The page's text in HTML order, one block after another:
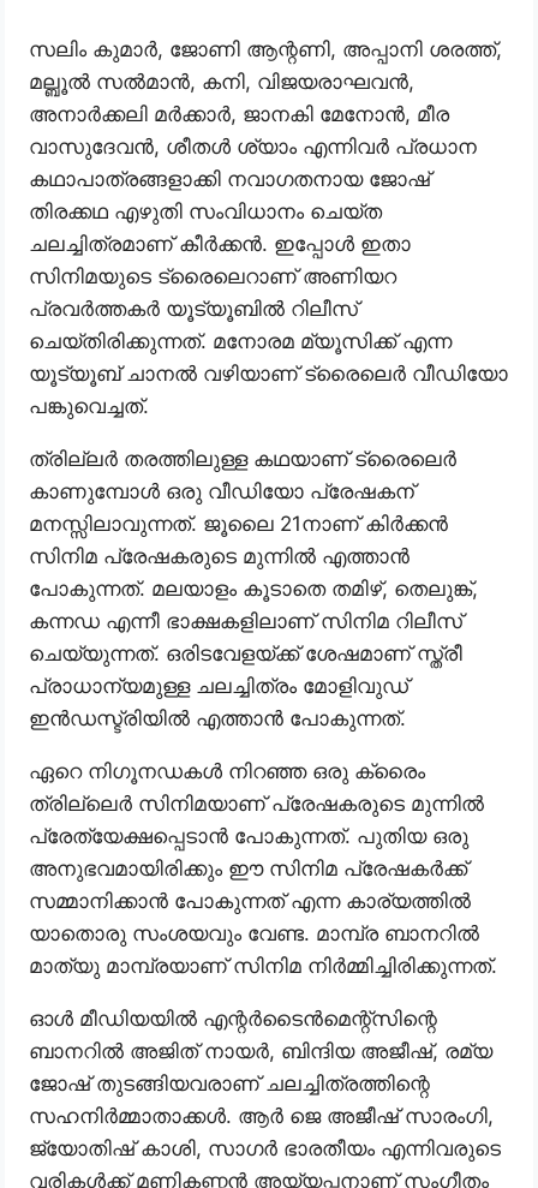
സലിം കുമാർ, ജോണി ആന്റണി, അപ്പാനി ശരത്ത്,
മല്ബൂൽ സൽമാൻ, കനി, വിജയരാഘവൻ,
അനാർക്കലി മർക്കാർ, ജാനകി മേനോൻ, മീര
വാസുദേവൻ, ശീതൾ ശ്യാം എന്നിവർ പ്രധാന
കഥാപാത്രങ്ങളാക്കി നവാഗതനായ ജോഷ്
തിരക്കഥ എഴുതി സംവിധാനം ചെയ്ത
ചലച്ചിത്രമാണ് കീർക്കൻ. ഇപ്പോൾ ഇതാ
സിനിമയുടെ ട്രൈലെറാണ് അണിയറ
പ്രവർത്തകർ യൂട്യൂബിൽ റിലീസ്
ചെയ്തിരിക്കുന്നത്. മനോരമ മ്യൂസിക്ക് എന്ന
യൂട്യൂബ് ചാനൽ വഴിയാണ് ട്രൈലെർ വീഡിയോ
പങ്കുവെച്ചത്.
ത്രില്ലർ തരത്തിലുള്ള കഥയാണ് ട്രൈലെർ
കാണുമ്പോൾ ഒരു വീഡിയോ പ്രേഷകന്
മനസ്സിലാവുന്നത്. ജൂലൈ 21നാണ് കിർക്കൻ
സിനിമ പ്രേഷകരുടെ മുന്നിൽ എത്താൻ
പോകുന്നത്. മലയാളം കൂടാതെ തമിഴ്, തെലുങ്ക്,
കന്നഡ എന്നീ ഭാക്ഷകളിലാണ് സിനിമ റിലീസ്
ചെയ്യുന്നത്. ഒരിടവേളയ്ക്ക് ശേഷമാണ് സ്ത്രീ
പ്രാധാന്യമുള്ള ചലച്ചിത്രം മോളിവുഡ്
ഇൻഡസ്ട്രിയിൽ എത്താൻ പോകുന്നത്.
ഏറെ നിഗൂനഡകൾ നിറഞ്ഞ ഒരു ക്രൈം
ത്രില്ലെർ സിനിമയാണ് പ്രേഷകരുടെ മുന്നിൽ
പ്രേത്യേക്ഷപ്പെടാൻ പോകുന്നത്. പുതിയ ഒരു
അനുഭവമായിരിക്കും ഈ സിനിമ പ്രേഷകർക്ക്
സമ്മാനിക്കാൻ പോകുന്നത് എന്ന കാര്യത്തിൽ
യാതൊരു സംശയവും വേണ്ട. മാമ്പ്ര ബാനറിൽ
മാത്യു മാമ്പ്രയാണ് സിനിമ നിർമ്മിച്ചിരിക്കുന്നത്.
ഓൾ മീഡിയയിൽ എന്റർടൈൻമെന്റ്സിന്റെ
ബാനറിൽ അജിത് നായർ, ബിന്ദിയ അജീഷ്, രമ്യ
ജോഷ് തുടങ്ങിയവരാണ് ചലച്ചിത്രത്തിന്റെ
സഹനിർമ്മാതാക്കൾ. ആർ ജെ അജീഷ് സാരംഗി,
ജ്യോതിഷ് കാശി, സാഗർ ഭാരതീയം എന്നിവരുടെ
വരികൾക്ക് മണികണ്ഠൻ അയ്യപ്പനാണ് സംഗീതം